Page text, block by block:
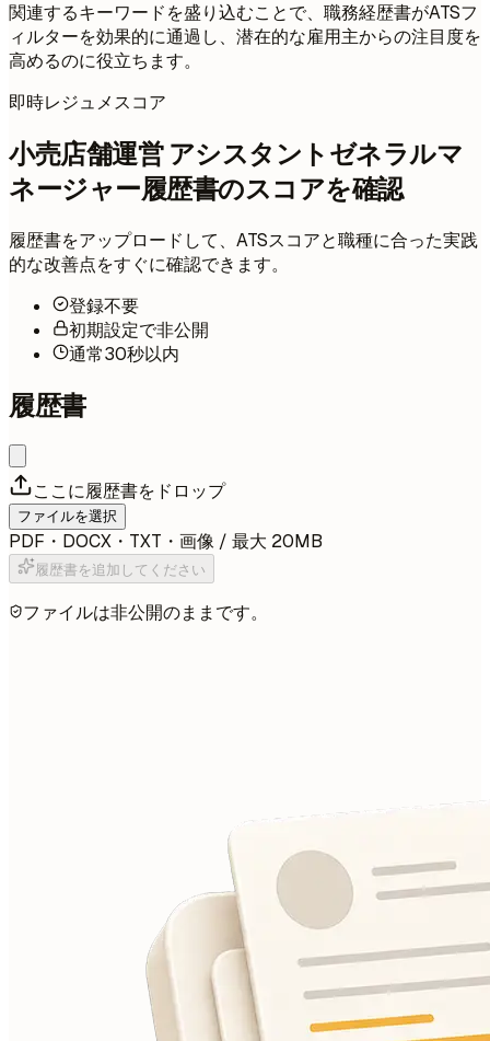
関連するキーワードを盛り込むことで、職務経歴書がATSフ
ィルターを効果的に通過し、潜在的な雇用主からの注目度を
高めるのに役立ちます。
即時レジュメスコア
小売店舗運営 アシスタントゼネラルマ
ネージャー履歴書のスコアを確認
履歴書をアップロードして、ATSスコアと職種に合った実践
的な改善点をすぐに確認できます。
登録不要
初期設定で非公開
通常30秒以内
履歴書
ここに履歴書をドロップ
ファイルを選択
PDF・DOCX・TXT・画像 / 最大 20MB
履歴書を追加してください
ファイルは非公開のままです。